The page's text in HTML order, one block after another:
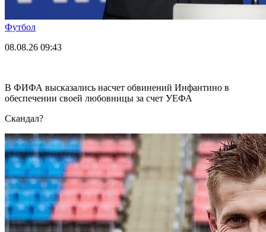
Футбол
08.08.26 09:43
В ФИФА высказались насчет обвинений Инфантино в
обеспечении своей любовницы за счет УЕФА
Скандал?